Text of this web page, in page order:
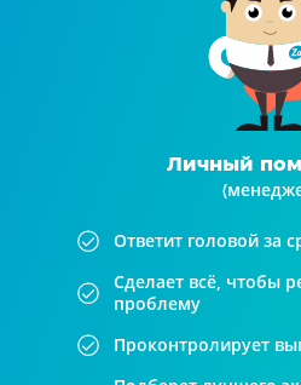
Личный
Ответит головой за
Сделает всё, чтобы
проблему
Проконтролирует